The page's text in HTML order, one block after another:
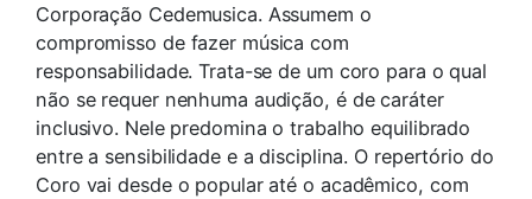
Corporação Cedemusica. Assumem o
compromisso de fazer música com
responsabilidade. Trata-se de um coro para o qual
não se requer nenhuma audição, é de caráter
inclusivo. Nele predomina o trabalho equilibrado
entre a sensibilidade e a disciplina. O repertório do
Coro vai desde o popular até o acadêmico, com